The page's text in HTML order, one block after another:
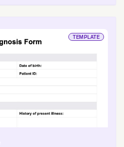
TEMPLATE